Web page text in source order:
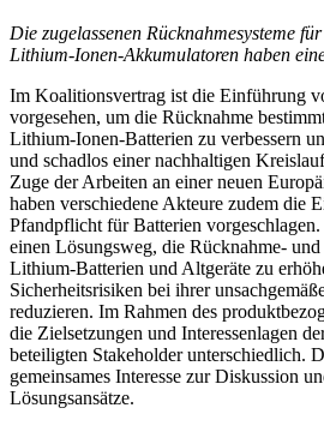
Die zugelassenen Rücknahmesysteme
Lithium-Ionen-Akkumulatoren haben
Im Koalitionsvertrag ist die Einführung
vorgesehen, um die Rücknahme
Lithium-Ionen-Batterien zu verbessern
und schadlos einer nachhaltigen
Zuge der Arbeiten an einer neuen
haben verschiedene Akteure zudem die
Pfandpflicht für Batterien
einen Lösungsweg, die Rücknahme-
Lithium-Batterien und Altgeräte zu
Sicherheitsrisiken bei ihrer
reduzieren. Im Rahmen des
die Zielsetzungen und Interessenlagen
beteiligten Stakeholder unterschiedlich.
gemeinsames Interesse zur Diskussion
Lösungsansätze.